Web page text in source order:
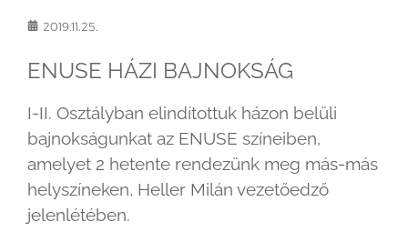
2019.11.25.
ENUSE HÁZI BAJNOKSÁG
I-II. Osztályban elindítottuk házon belüli
bajnokságunkat az ENUSE színeiben,
amelyet 2 hetente rendezünk meg más-más
helyszíneken, Heller Milán vezetőedző
jelenlétében.